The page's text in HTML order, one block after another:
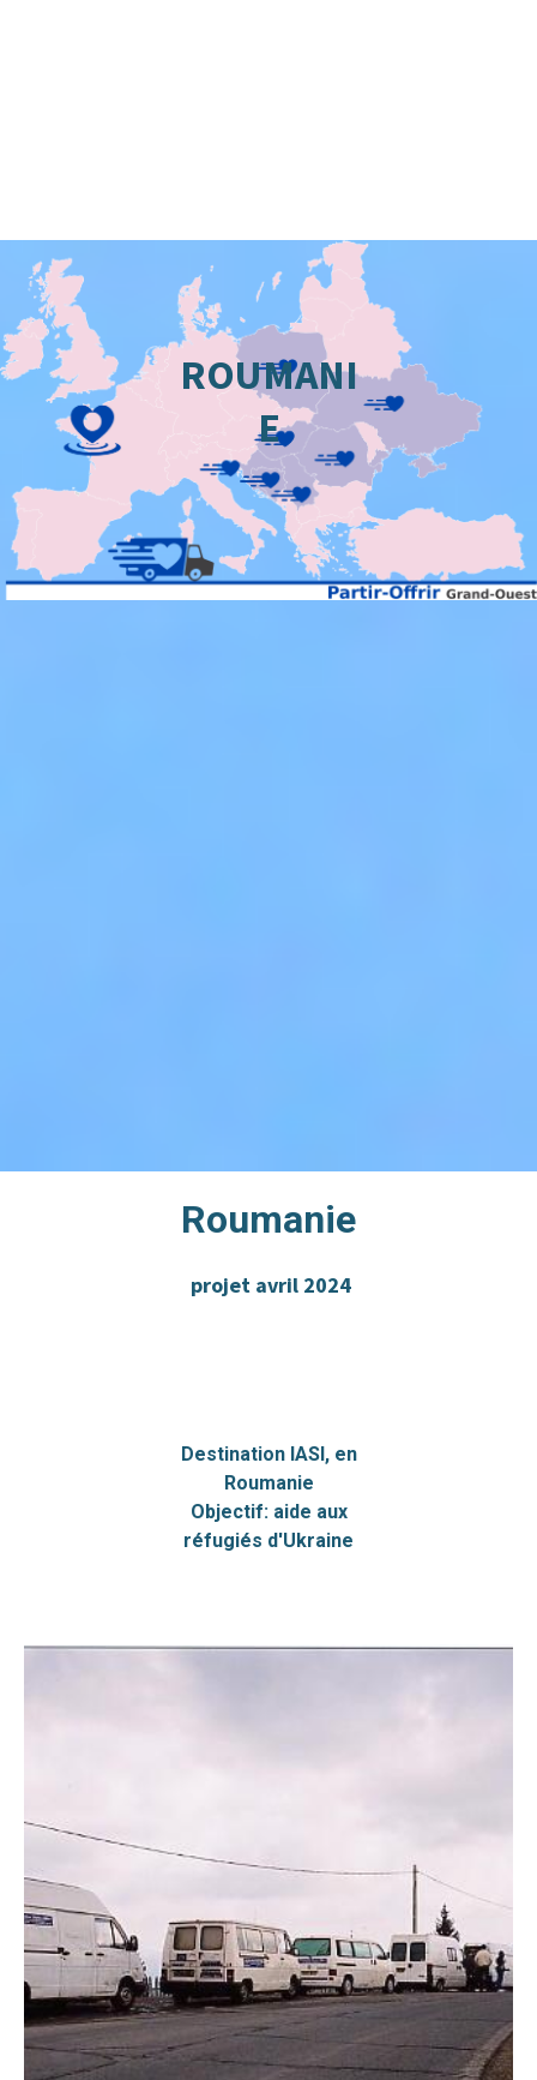
ROUMANI
E
Roumanie
projet avril 2024
Destination IASI, en
Roumanie
Objectif: aide aux
réfugiés d'Ukraine